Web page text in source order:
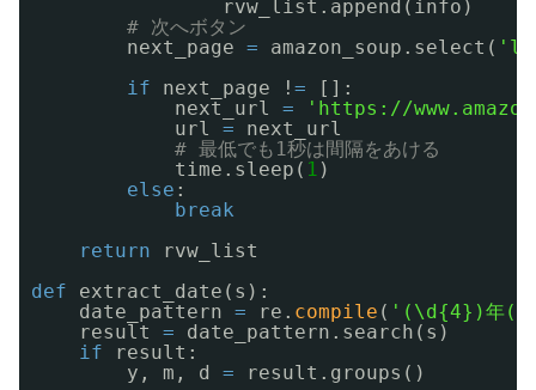
rvw_list.append(info)
# 次へボタン
next_page = amazon_soup.select(
if
next_page ! =
[]:
next_url =
'https://
url =
next_url
# 最低でも1秒は間隔をあける
time.sleep( 1 )
else :
break
return
rvw_list
def
extract_date(s):
date_pattern = re. compile ( '(\d{4})年
result =
date_pattern.search(s)
if
result:
y, m, d =
result.groups()